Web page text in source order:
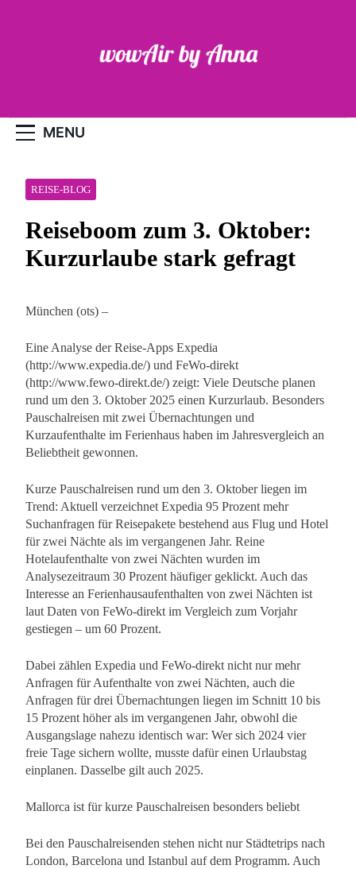
MENU
REISE-BLOG
Reiseboom zum 3. Oktober:
Kurzurlaube stark gefragt
München (ots) –
Eine Analyse der Reise-Apps Expedia
(http://www.expedia.de/) und FeWo-direkt
(http://www.fewo-direkt.de/) zeigt: Viele Deutsche planen
rund um den 3. Oktober 2025 einen Kurzurlaub. Besonders
Pauschalreisen mit zwei Übernachtungen und
Kurzaufenthalte im Ferienhaus haben im Jahresvergleich an
Beliebtheit gewonnen.
Kurze Pauschalreisen rund um den 3. Oktober liegen im
Trend: Aktuell verzeichnet Expedia 95 Prozent mehr
Suchanfragen für Reisepakete bestehend aus Flug und Hotel
für zwei Nächte als im vergangenen Jahr. Reine
Hotelaufenthalte von zwei Nächten wurden im
Analysezeitraum 30 Prozent häufiger geklickt. Auch das
Interesse an Ferienhausaufenthalten von zwei Nächten ist
laut Daten von FeWo-direkt im Vergleich zum Vorjahr
gestiegen – um 60 Prozent.
Dabei zählen Expedia und FeWo-direkt nicht nur mehr
Anfragen für Aufenthalte von zwei Nächten, auch die
Anfragen für drei Übernachtungen liegen im Schnitt 10 bis
15 Prozent höher als im vergangenen Jahr, obwohl die
Ausgangslage nahezu identisch war: Wer sich 2024 vier
freie Tage sichern wollte, musste dafür einen Urlaubstag
einplanen. Dasselbe gilt auch 2025.
Mallorca ist für kurze Pauschalreisen besonders beliebt
Bei den Pauschalreisenden stehen nicht nur Städtetrips nach
London, Barcelona und Istanbul auf dem Programm. Auch